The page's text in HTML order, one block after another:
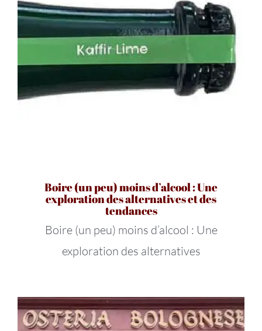
Boire (un peu) moins d’alcool : Une
exploration des alternatives et des
tendances
Boire (un peu) moins d’alcool : Une
exploration des alternatives